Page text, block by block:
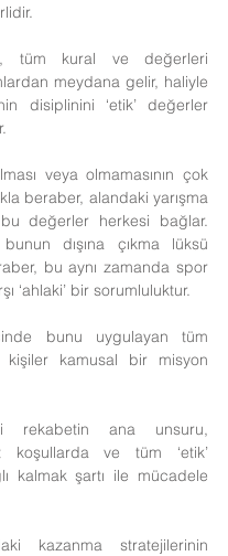
tüm kural ve değerleri
meydana gelir, haliyle
disiplinini ‘etik’ değerler
veya olmamasının çok
beraber, alandaki yarışma
değerler herkesi bağlar.
dışına çıkma lüksü
bu aynı zamanda spor
‘ahlaki’ bir sorumluluktur.
bunu uygulayan tüm
kişiler kamusal bir misyon
rekabetin ana unsuru,
koşullarda ve tüm ‘etik’
kalmak şartı ile mücadele
kazanma stratejilerinin